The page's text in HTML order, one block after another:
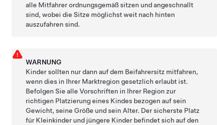
alle Mitfahrer ordnungsgemäß sitzen und angeschnallt
sind, wobei die Sitze möglichst weit nach hinten
auszufahren sind.
WARNUNG
Kinder sollten nur dann auf dem Beifahrersitz mitfahren,
wenn dies in Ihrer Marktregion gesetzlich erlaubt ist.
Befolgen Sie alle Vorschriften in Ihrer Region zur
richtigen Platzierung eines Kindes bezogen auf sein
Gewicht, seine Größe und sein Alter. Der sicherste Platz
für Kleinkinder und jüngere Kinder befindet sich auf den